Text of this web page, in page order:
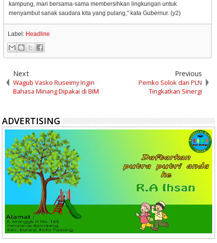
kampung, mari bersama-sama membersihkan lingkungan untuk
menyambut sanak saudara kita yang pulang," kata Gubernur. (y2)
Label: Headline
Next
Wagub Vasko Ruseimy Ingin
Bahasa Minang Dipakai di BIM
Previous
Pemko Solok dan PLN
Tingkatkan Sinergi
ADVERTISING